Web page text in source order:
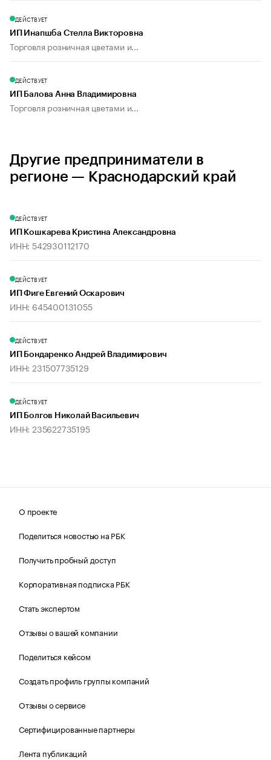
ДЕЙСТВУЕТ
ИП Инапшба Стелла Викторовна
Торговля розничная цветами и...
ДЕЙСТВУЕТ
ИП Балова Анна Владимировна
Торговля розничная цветами и...
Другие предприниматели в
регионе — Краснодарский край
ДЕЙСТВУЕТ
ИП Кошкарева Кристина Александровна
ИНН: 542930112170
ДЕЙСТВУЕТ
ИП Фиге Евгений Оскарович
ИНН: 645400131055
ДЕЙСТВУЕТ
ИП Бондаренко Андрей Владимирович
ИНН: 231507735129
ДЕЙСТВУЕТ
ИП Болгов Николай Васильевич
ИНН: 235622735195
О проекте
Поделиться новостью на РБК
Получить пробный доступ
Корпоративная подписка РБК
Стать экспертом
Отзывы о вашей компании
Поделиться кейсом
Создать профиль группы компаний
Отзывы о сервисе
Сертифицированные партнеры
Лента публикаций